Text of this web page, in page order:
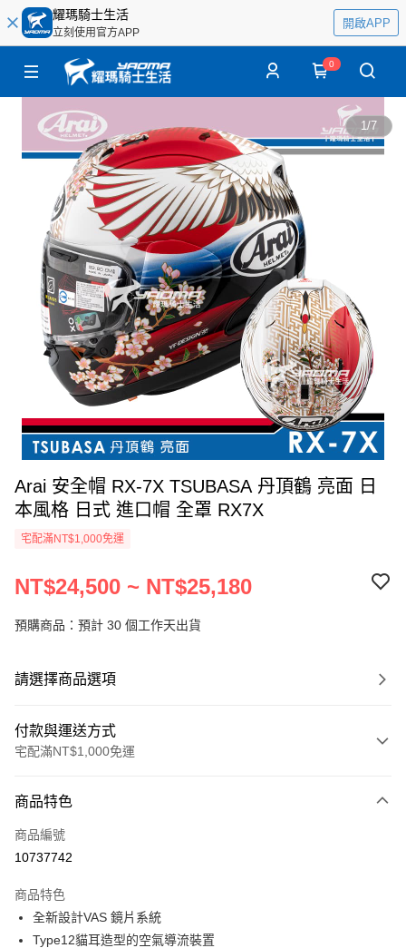
耀瑪騎士生活
立刻使用官方APP
開啟APP
0
1/7
Arai 安全帽 RX-7X TSUBASA 丹頂鶴 亮面 日
本風格 日式 進口帽 全罩 RX7X
宅配滿NT$1,000免運
NT$24,500 ~ NT$25,180
預購商品：預計 30 個工作天出貨
請選擇商品選項
付款與運送方式
宅配滿NT$1,000免運
信用卡一次付款
Apple Pay
運送方式
商品特色
商品編號
10737742
商品特色
全新設計VAS 鏡片系統
Type12貓耳造型的空氣導流裝置